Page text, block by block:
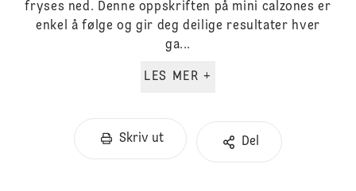
fryses ned. Denne oppskriften på mini calzones er
enkel å følge og gir deg deilige resultater hver
ga...
LES MER +
Skriv ut Del